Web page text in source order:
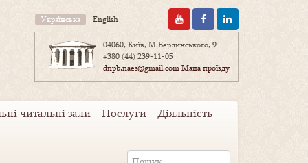
Українська English
04060, Київ, М.Берлинського, 9
+380 (44) 239-11-05
dnpb.naes@gmail.comМапа проїзду
читальні зали Послуги
Діяльність